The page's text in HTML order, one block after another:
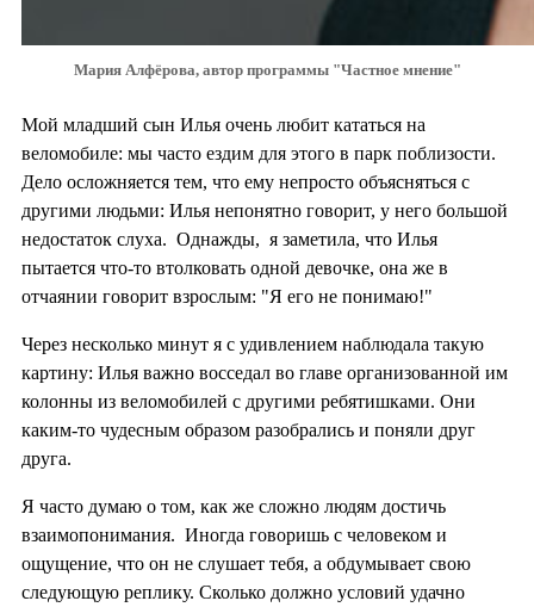
Мария Алфёрова, автор программы "Частное мнение"
Мой младший сын Илья очень любит кататься на
веломобиле: мы часто ездим для этого в парк поблизости.
Дело осложняется тем, что ему непросто объясняться с
другими людьми: Илья непонятно говорит, у него большой
недостаток слуха. Однажды, я заметила, что Илья
пытается что-то втолковать одной девочке, она же в
отчаянии говорит взрослым: "Я его не понимаю!"
Через несколько минут я с удивлением наблюдала такую
картину: Илья важно восседал во главе организованной им
колонны из веломобилей с другими ребятишками. Они
каким-то чудесным образом разобрались и поняли друг
друга.
Я часто думаю о том, как же сложно людям достичь
взаимопонимания. Иногда говоришь с человеком и
ощущение, что он не слушает тебя, а обдумывает свою
следующую реплику. Сколько должно условий удачно